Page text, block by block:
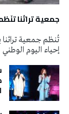
جمعية تراثنا تنَظم
إحياء اليوم